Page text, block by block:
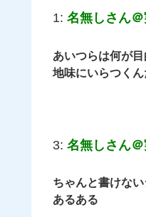
1: 名無しさん
あいつらは何が
地味にいらつく
3: 名無しさん
ちゃんと書けな
あるある